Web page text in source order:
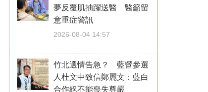
夢反覆肌抽躍送醫 醫籲留
意重症警訊
2026-08-04 14:57
竹北選情告急？ 藍營參選
人杜文中致信鄭麗文：藍白
合作絕不能喪失尊嚴